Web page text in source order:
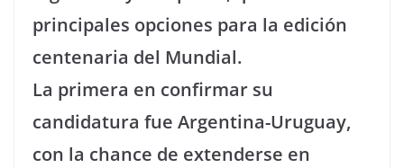
principales opciones para la edición
centenaria del Mundial.
La primera en confirmar su
candidatura fue Argentina-Uruguay,
con la chance de extenderse en